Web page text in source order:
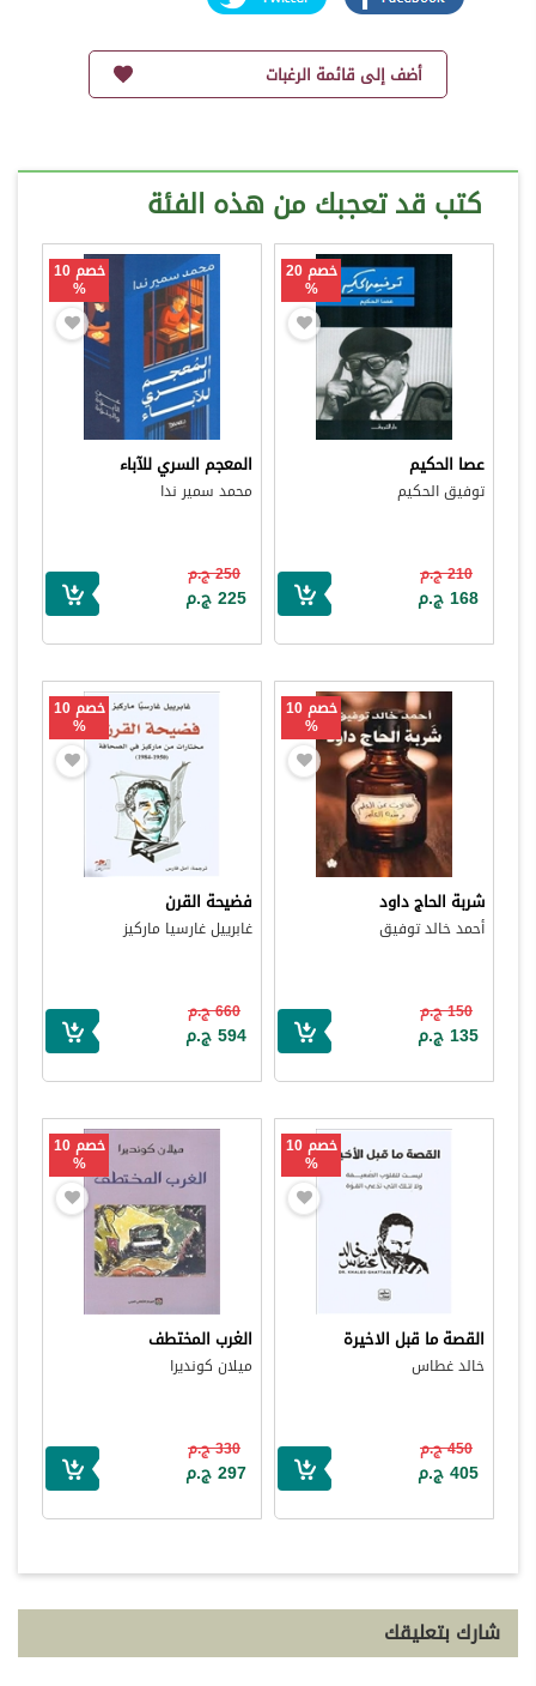
أضف إلى قائمة الرغبات
كتب قد تعجبك من هذه الفئة
خصم 20
%
عصا الحكيم
توفيق الحكيم
210 ج.م
168 ج.م
خصم 10
%
المعجم السري للآباء
محمد سمير ندا
250 ج.م
225 ج.م
خصم 10
%
شربة الحاج داود
أحمد خالد توفيق
150 ج.م
135 ج.م
خصم 10
%
فضيحة القرن
غابرييل غارسيا ماركيز
660 ج.م
594 ج.م
خصم 10
%
القصة ما قبل الاخيرة
خالد غطاس
450 ج.م
405 ج.م
خصم 10
%
الغرب المختطف
ميلان كونديرا
330 ج.م
297 ج.م
شارك بتعليقك